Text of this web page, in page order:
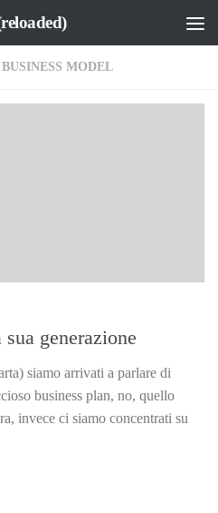
MODEL
generazione
siamo arrivati a parlare di
business plan, no, quello
invece ci siamo concentrati su